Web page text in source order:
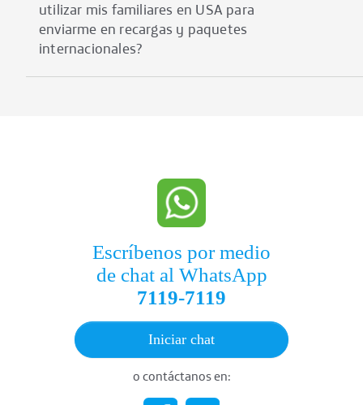
utilizar mis familiares en USA para
enviarme en recargas y paquetes
internacionales?
Escríbenos por medio
de chat al WhatsApp
7119-7119
Iniciar chat
o contáctanos en: